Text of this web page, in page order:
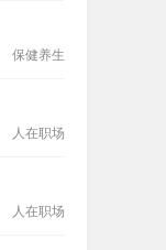
保健养生
人在职场
人在职场